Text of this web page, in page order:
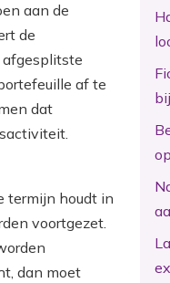
aan de
de
af te
dat
termijn houdt in
voortgezet.
dan moet